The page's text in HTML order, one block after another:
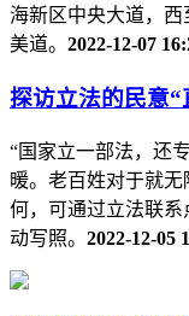
海新区中央大道，
美道。 2022-12-07
探访立法的民意“
“国家立一部法，还
暖。老百姓对于就
何，可通过立法联
动写照。 2022-12-05